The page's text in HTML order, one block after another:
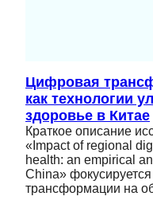
Цифровая
как технологии
здоровье в Китае
Краткое описание
«Impact of regional
health: an empirical
China»
трансформации на